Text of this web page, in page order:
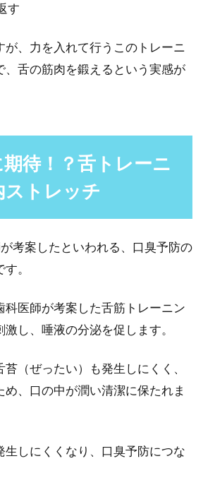
す
が、力を入れて行うこのトレーニ
、舌の筋肉を鍛えるという実感が
待！？舌トレーニ
ストレッチ
考案したといわれる、口臭予防の
。
科医師が考案した舌筋トレーニン
し、唾液の分泌を促します。
（ぜったい）も発生しにくく、
、口の中が潤い清潔に保たれま
生しにくくなり、口臭予防につな